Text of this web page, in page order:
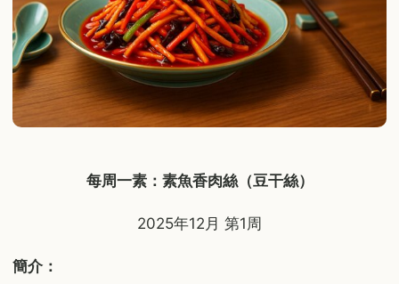
每周一素：素魚香肉絲（豆干絲）
2025年12月 第1周
簡介：